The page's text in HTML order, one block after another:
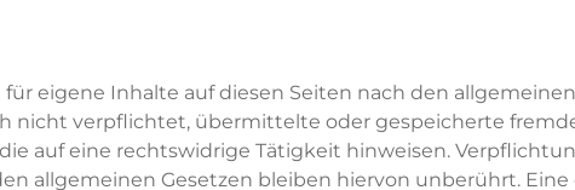
für eigene Inhalte auf diesen Seiten nach den
nicht verpflichtet, übermittelte oder gespeicherte
auf eine rechtswidrige Tätigkeit hinweisen.
allgemeinen Gesetzen bleiben hiervon unberührt.